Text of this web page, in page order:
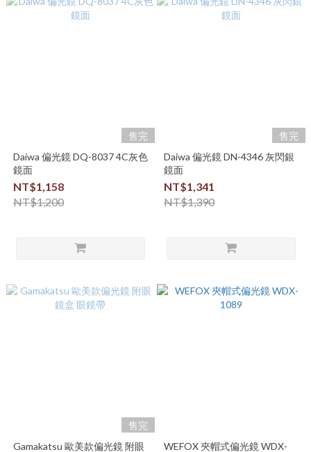
售完
Daiwa 偏光鏡 DQ-8037 4C灰色
鏡面
NT$1,158
NT$1,200
售完
Daiwa 偏光鏡 DN-4346 灰閃銀
鏡面
NT$1,341
NT$1,390
售完
Gamakatsu 歐美款偏光鏡 附眼
WEFOX 夾帽式偏光鏡 WDX-